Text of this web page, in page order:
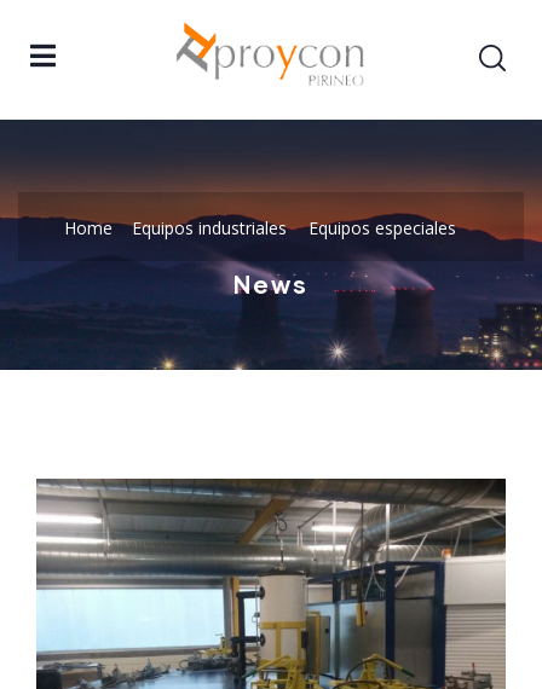
Home Equipos industriales Equipos especiales
News